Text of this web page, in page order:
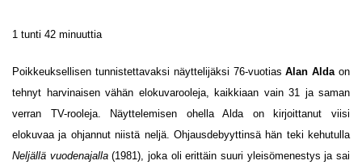
1 tunti 42 minuuttia
Poikkeuksellisen tunnistettavaksi näyttelijäksi 76-vuotiasAlan Aldaon
tehnyt harvinaisen vähän elokuvarooleja, kaikkiaan vain 31 ja saman
verran TV-rooleja. Näyttelemisen ohella Alda on kirjoittanut viisi
elokuvaa ja ohjannut niistä neljä. Ohjausdebyyttinsä hän teki kehutulla
Neljällä vuodenajalla(1981), joka oli erittäin suuri yleisömenestys ja sai